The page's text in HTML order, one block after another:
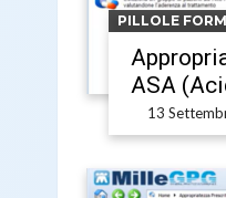
PILLOLE
ASA
13